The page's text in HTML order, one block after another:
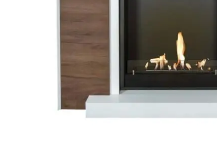
Arkkitehdeille
Ostajan opas